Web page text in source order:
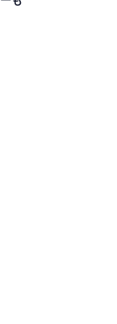
」は事前抽選